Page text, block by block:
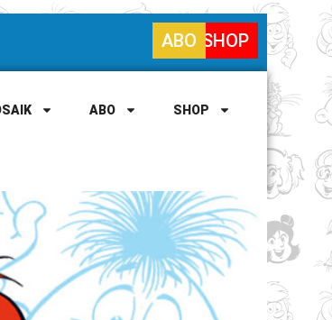
SHOP
ABO
ABO SHOP